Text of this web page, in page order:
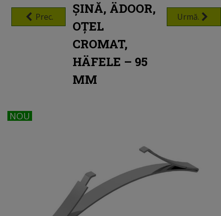
Prec.
ȘINĂ, ÄDOOR,
OȚEL
CROMAT,
HÄFELE – 95
MM
Urmă.
NOU
NOU